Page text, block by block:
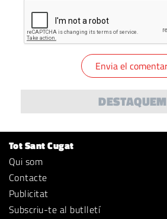
DESTAQUEM
Tot Sant Cugat
Qui som
Contacte
Publicitat
Subscriu-te al butlletí